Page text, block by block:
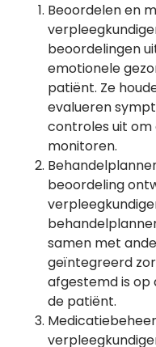
Beoordelen en
beoordelingen
emotionele
patiënt. Ze
evalueren
controles uit
monitoren.
beoordeling
samen met
geïntegreerd
afgestemd is op
de patiënt.